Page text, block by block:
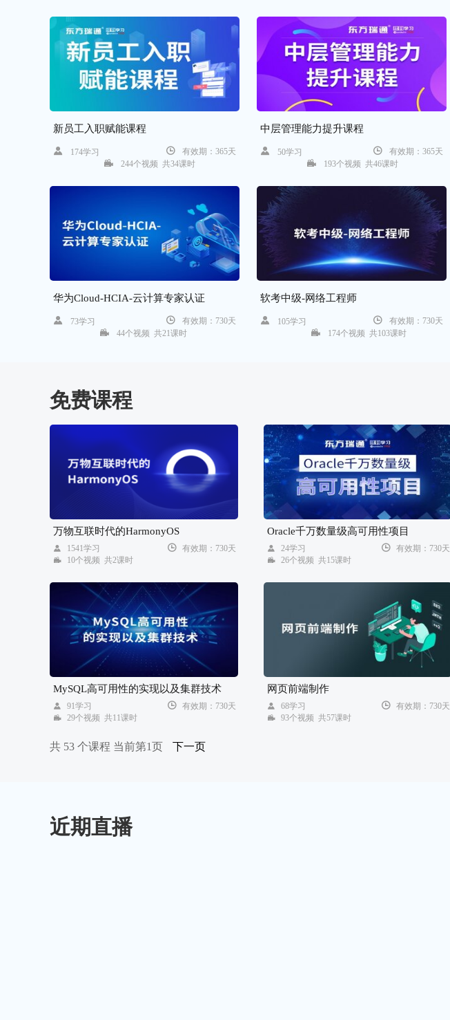
新员工入职赋能课程
174学习
有效期：365天
244个视频 共34课时
中层管理能力提升课程
50学习
有效期：365天
193个视频 共46课时
华为Cloud-HCIA-云计算专家认证
73学习
有效期：730天
44个视频 共21课时
软考中级-网络工程师
105学习
有效期：730天
174个视频 共103课时
免费课程
万物互联时代的HarmonyOS
1541学习
有效期：730天
10个视频 共2课时
Oracle千万数量级高可用性项目
24学习
有效期：730天
26个视频 共15课时
MySQL高可用性的实现以及集群技术
91学习
有效期：730天
29个视频 共11课时
网页前端制作
68学习
有效期：730天
93个视频 共57课时
共 53 个课程 当前第1页 下一页
近期直播
姚老师你好，CDB database clone文档